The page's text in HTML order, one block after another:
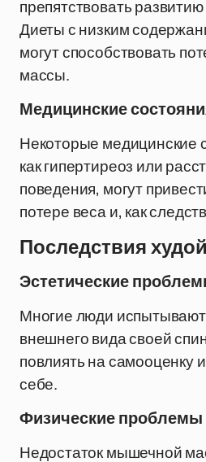
препятствовать
Диеты с низким
могут способствовать
массы.
Медицинские
Некоторые медицинские
как гипертиреоз или
поведения, могут
потере веса и, как
Последствия
Эстетические
Многие люди
внешнего вида своей
повлиять на самооценку
себе.
Физические проблемы
Недостаток мышечной